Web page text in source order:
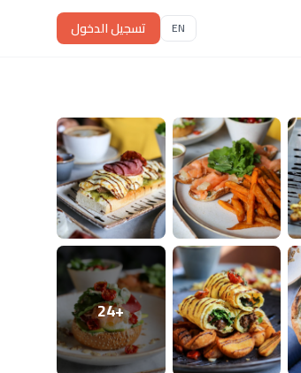
EN تسجيل الدخول
+24